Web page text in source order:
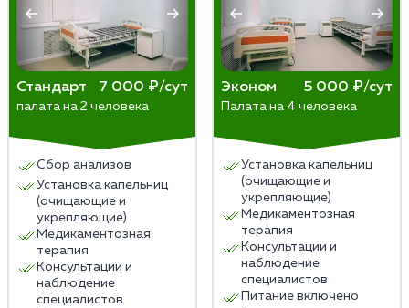
Стандарт 7 000 ₽/сут
палата на 2 человека
Сбор анализов
Установка капельниц
(очищающие и
укрепляющие)
Медикаментозная
терапия
Консультации и
наблюдение
специалистов
Эконом 5 000 ₽/сут
Палата на 4 человека
Установка капельниц
(очищающие и
укрепляющие)
Медикаментозная
терапия
Консультации и
наблюдение
специалистов
Питание включено